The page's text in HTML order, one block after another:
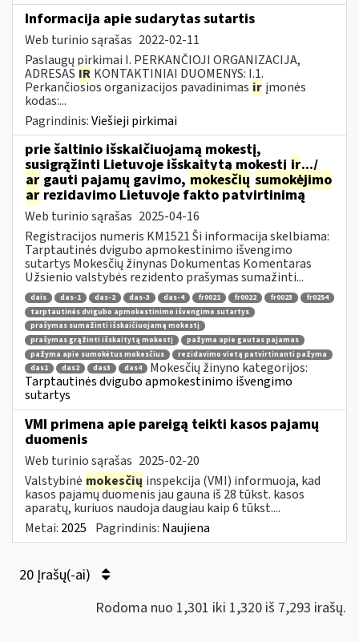
Informacija apie sudarytas sutartis
Web turinio sąrašas 2022-02-11
Paslaugų pirkimai I. PERKANČIOJI ORGANIZACIJA,
ADRESAS IR KONTAKTINIAI DUOMENYS: I.1.
Perkančiosios organizacijos pavadinimas ir įmonės
kodas:...
Pagrindinis:Viešieji pirkimai
prie šaltinio išskaičiuojamą mokestį,
susigrąžinti Lietuvoje išskaitytą mokestį ir.../
ar gauti pajamų gavimo, mokesčių sumokėjimo
ar rezidavimo Lietuvoje fakto patvirtinimą
Web turinio sąrašas 2025-04-16
Registracijos numeris KM1521 Ši informacija skelbiama:
Tarptautinės dvigubo apmokestinimo išvengimo
sutartys Mokesčių žinynas Dokumentas Komentaras
Užsienio valstybės rezidento prašymas sumažinti...
dais das-1 das-2 das-3 das-4 fr0021 fr0022 fr0023
fr0254
tarptautinės dvigubo apmokestinimo išvengimo sutartys
prašymas sumažinti išskaičiuojamą mokestį
prašymas grąžinti išskaitytą mokestį
pažyma apie gautas pajamas
pažyma apie sumokėtus mokesčius
rezidavimo vietą patvirtinanti pažyma
das1
das2 das3 das4
Mokesčių žinyno kategorijos:
Tarptautinės dvigubo apmokestinimo išvengimo
sutartys
VMI primena apie pareigą teikti kasos pajamų
duomenis
Web turinio sąrašas 2025-02-20
Valstybinė mokesčių inspekcija (VMI) informuoja, kad
kasos pajamų duomenis jau gauna iš 28 tūkst. kasos
aparatų, kuriuos naudoja daugiau kaip 6 tūkst....
Metai: 2025 Pagrindinis: Naujiena
20 Įrašų(-ai)
Rodoma nuo 1,301 iki 1,320 iš 7,293 irašų.